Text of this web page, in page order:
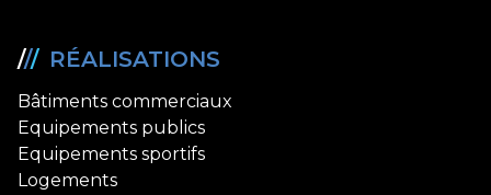
/// RÉALISATIONS
Bâtiments commerciaux
Equipements publics
Equipements sportifs
Logements